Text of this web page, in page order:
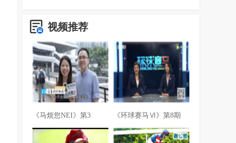
视频推荐
《马烦您NEI》第3 《环球赛马Ⅵ》第8期